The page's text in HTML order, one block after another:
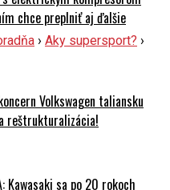
chce preplniť aj ďalšie
Volkswagen taliansku
reštrukturalizácia!
Kawasaki sa po 20 rokoch
› Aky supersport? ›